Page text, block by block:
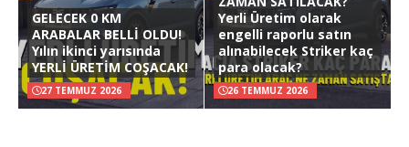
GELECEK 0 KM
ARABALAR BELLİ OLDU!
Yılın ikinci yarısında
YERLİ ÜRETİM COŞACAK!
27 TEMMUZ 2026
Yerli Üretim olarak
engelli raporlu satın
alınabilecek Striker kaç
para olacak?
26 TEMMUZ 2026